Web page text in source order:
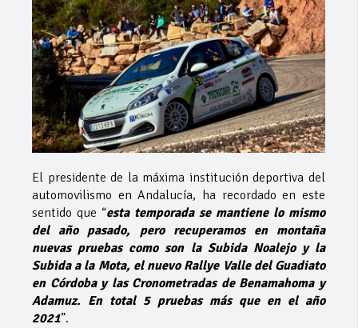
El presidente de la máxima institución deportiva del
automovilismo en Andalucía, ha recordado en este
sentido que “esta temporada se mantiene lo mismo
del año pasado, pero recuperamos en montaña
nuevas pruebas como son la Subida Noalejo y la
Subida a la Mota, el nuevo Rallye Valle del Guadiato
en Córdoba y las Cronometradas de Benamahoma y
Adamuz. En total 5 pruebas más que en el año
2021”.